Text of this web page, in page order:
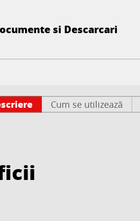
si Descarcari
Cum se utilizează